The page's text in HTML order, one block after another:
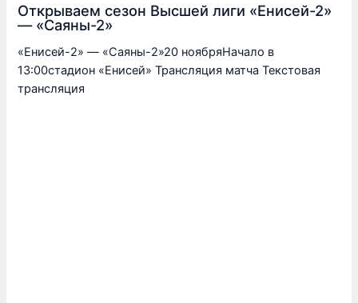
Открываем сезон Высшей лиги «Енисей-2»
— «Саяны-2»
«Енисей-2» — «Саяны-2»20 ноябряНачало в
13:00стадион «Енисей» Трансляция матча Текстовая
трансляция